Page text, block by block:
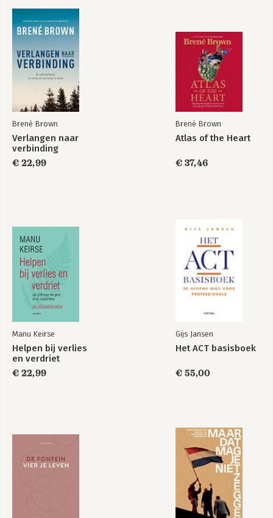
Verlangen naar
verbinding
Sterker dan ooit
Dankwoord
Noten
Register
Brené Brown
Verlangen naar
verbinding
€ 22,99
Brené Brown
Atlas of the Heart
€ 37,46
Manu Keirse
Helpen bij verlies
en verdriet
€ 22,99
Gijs Jansen
Het ACT basisboek
€ 55,00